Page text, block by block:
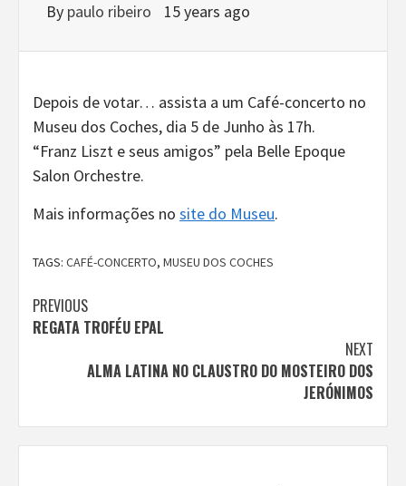
By paulo ribeiro 15 years ago
Depois de votar… assista a um Café-concerto no
Museu dos Coches, dia 5 de Junho às 17h.
“Franz Liszt e seus amigos” pela Belle Epoque
Salon Orchestre.
Mais informações no site do Museu.
TAGS: CAFÉ-CONCERTO, MUSEU DOS COCHES
Continue
Reading
PREVIOUS
REGATA TROFÉU EPAL
NEXT
ALMA LATINA NO CLAUSTRO DO MOSTEIRO DOS
JERÓNIMOS